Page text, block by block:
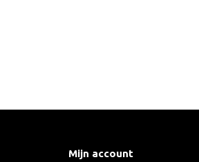
Mijn account